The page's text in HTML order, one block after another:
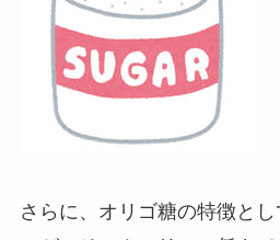
さらに、オリゴ糖の特徴と